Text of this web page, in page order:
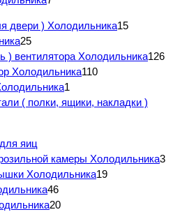
двери ) Холодильника15
25
) вентилятора Холодильника126
Холодильника110
1
( полки, ящики, накладки )
яиц
камеры Холодильника3
Холодильника19
46
20